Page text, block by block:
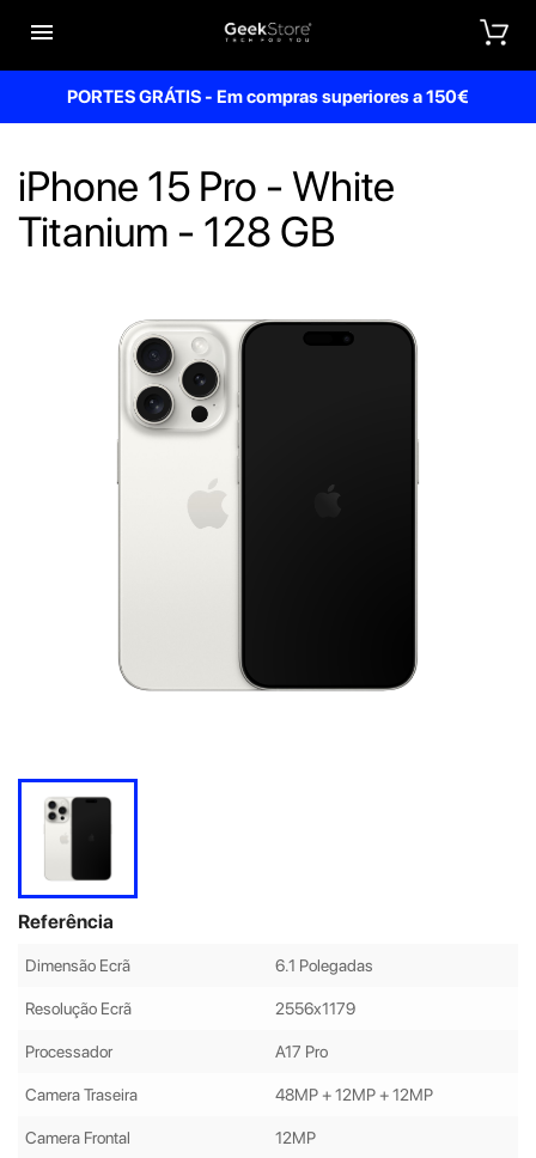

PORTES GRÁTIS - Em compras superiores a 150€
iPhone 15 Pro - White
Titanium - 128 GB
Referência
Dimensão Ecrã 6.1 Polegadas
Resolução Ecrã 2556x1179
Processador A17 Pro
Camera Traseira 48MP + 12MP + 12MP
Camera Frontal 12MP